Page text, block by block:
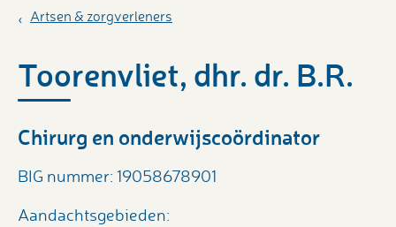
Artsen & zorgverleners
Toorenvliet, dhr. dr. B.R.
Chirurg en onderwijscoördinator
BIG nummer: 19058678901
Aandachtsgebieden: